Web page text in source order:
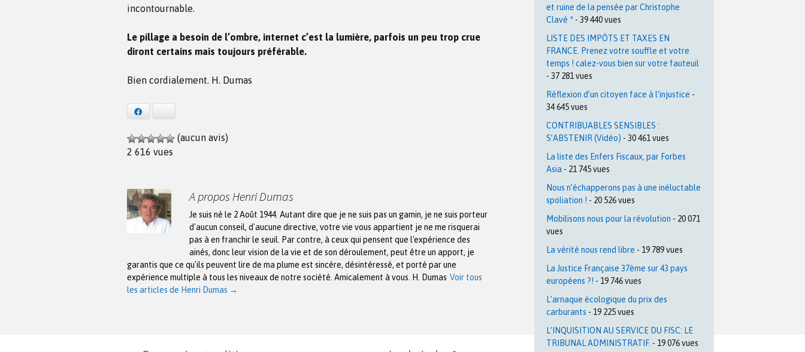
incontournable.
Le pillage a besoin de l’ombre, internet c’est la lumière, parfois un peu trop crue
diront certains mais toujours préférable.
Bien cordialement. H. Dumas
(aucun avis)
2 616 vues
A propos Henri Dumas
Je suis né le 2 Août 1944. Autant dire que je ne suis pas un gamin, je ne suis porteur
d'aucun conseil, d'aucune directive, votre vie vous appartient je ne me risquerai
pas à en franchir le seuil. Par contre, à ceux qui pensent que l'expérience des
ainés, donc leur vision de la vie et de son déroulement, peut être un apport, je
garantis que ce qu'ils peuvent lire de ma plume est sincère, désintéressé, et porté par une
expérience multiple à tous les niveaux de notre société. Amicalement à vous. H. Dumas Voir tous
les articles de Henri Dumas →
et ruine de la pensée par Christophe
Clavé * - 39 440 vues
LISTE DES IMPÔTS ET TAXES EN
FRANCE. Prenez votre souffle et votre
temps ! calez-vous bien sur votre fauteuil
- 37 281 vues
Réflexion d’un citoyen face à l’injustice -
34 645 vues
CONTRIBUABLES SENSIBLES :
S’ABSTENIR (Vidéo) - 30 461 vues
La liste des Enfers Fiscaux, par Forbes
Asia - 21 745 vues
Nous n’échapperons pas à une inéluctable
spoliation ! - 20 526 vues
Mobilisons nous pour la révolution - 20 071
vues
La vérité nous rend libre - 19 789 vues
La Justice Française 37ème sur 43 pays
européens ?! - 19 746 vues
L’arnaque écologique du prix des
carburants - 19 225 vues
L’INQUISITION AU SERVICE DU FISC: LE
TRIBUNAL ADMINISTRATIF. - 19 076 vues